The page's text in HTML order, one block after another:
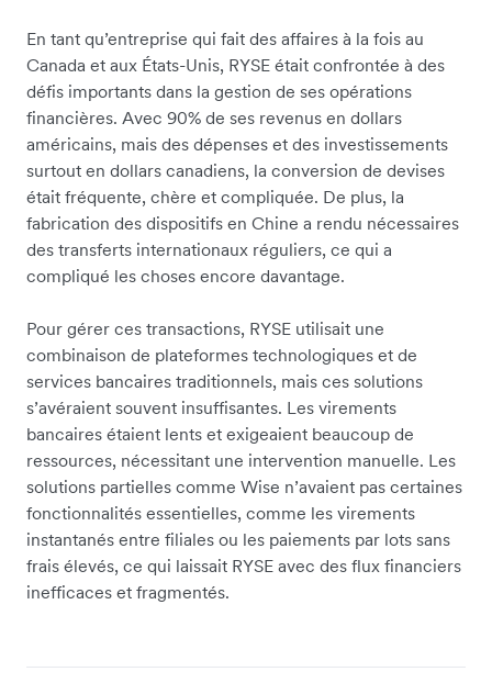
En tant qu’entreprise qui fait des affaires à la fois au
Canada et aux États-Unis, RYSE était confrontée à des
défis importants dans la gestion de ses opérations
financières. Avec 90% de ses revenus en dollars
américains, mais des dépenses et des investissements
surtout en dollars canadiens, la conversion de devises
était fréquente, chère et compliquée. De plus, la
fabrication des dispositifs en Chine a rendu nécessaires
des transferts internationaux réguliers, ce qui a
compliqué les choses encore davantage.
Pour gérer ces transactions, RYSE utilisait une
combinaison de plateformes technologiques et de
services bancaires traditionnels, mais ces solutions
s’avéraient souvent insuffisantes. Les virements
bancaires étaient lents et exigeaient beaucoup de
ressources, nécessitant une intervention manuelle. Les
solutions partielles comme Wise n’avaient pas certaines
fonctionnalités essentielles, comme les virements
instantanés entre filiales ou les paiements par lots sans
frais élevés, ce qui laissait RYSE avec des flux financiers
inefficaces et fragmentés.